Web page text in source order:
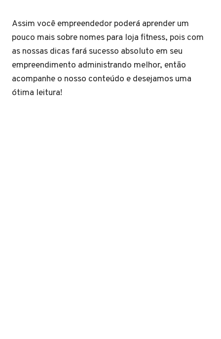
Assim você empreendedor poderá aprender um
pouco mais sobre nomes para loja fitness, pois com
as nossas dicas fará sucesso absoluto em seu
empreendimento administrando melhor, então
acompanhe o nosso conteúdo e desejamos uma
ótima leitura!